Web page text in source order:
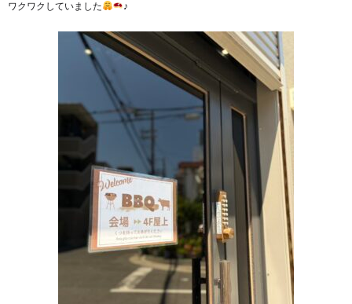
ワクワクしていました ♪